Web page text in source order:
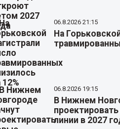
06.8.2026 21:15
На
06.8.2026 19:15
В Нижнем
линии в 2027